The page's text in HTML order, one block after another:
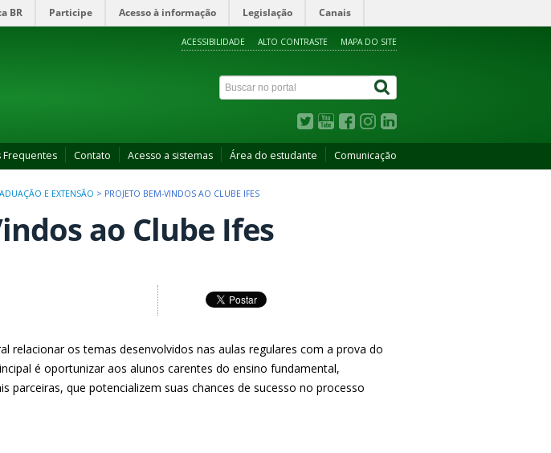
BR Participe Acesso à informação Legislação Canais
ACESSIBILIDADE ALTO CONTRASTE MAPA DO SITE
Frequentes Contato Acesso a sistemas Área do estudante Comunicação
E EXTENSÃO > PROJETO BEM-VINDOS AO CLUBE IFES
ao Clube Ifes
relacionar os temas desenvolvidos nas aulas regulares com a prova do
é oportunizar aos alunos carentes do ensino fundamental,
parceiras, que potencializem suas chances de sucesso no processo